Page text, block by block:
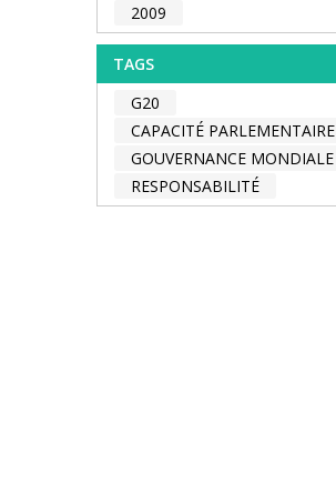
2009
TAGS
G20
CAPACITÉ PARLEMENTAIRE
GOUVERNANCE MONDIALE
RESPONSABILITÉ